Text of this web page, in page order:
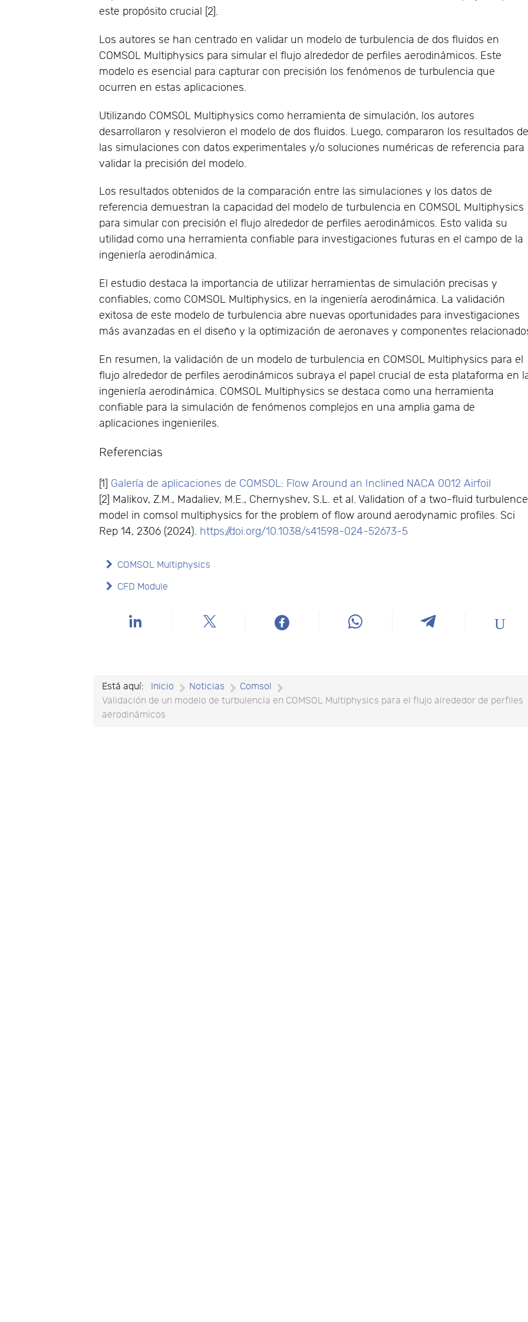
este propósito crucial [2].
Los autores se han centrado en validar un modelo de turbulencia de dos fluidos en
COMSOL Multiphysics para simular el flujo alrededor de perfiles aerodinámicos. Este
modelo es esencial para capturar con precisión los fenómenos de turbulencia que
ocurren en estas aplicaciones.
Utilizando COMSOL Multiphysics como herramienta de simulación, los autores
desarrollaron y resolvieron el modelo de dos fluidos. Luego, compararon los resultados
las simulaciones con datos experimentales y/o soluciones numéricas de referencia para
validar la precisión del modelo.
Los resultados obtenidos de la comparación entre las simulaciones y los datos de
referencia demuestran la capacidad del modelo de turbulencia en COMSOL Multiphysics
para simular con precisión el flujo alrededor de perfiles aerodinámicos. Esto valida su
utilidad como una herramienta confiable para investigaciones futuras en el campo de la
ingeniería aerodinámica.
El estudio destaca la importancia de utilizar herramientas de simulación precisas y
confiables, como COMSOL Multiphysics, en la ingeniería aerodinámica. La validación
exitosa de este modelo de turbulencia abre nuevas oportunidades para investigaciones
más avanzadas en el diseño y la optimización de aeronaves y componentes
En resumen, la validación de un modelo de turbulencia en COMSOL Multiphysics para el
flujo alrededor de perfiles aerodinámicos subraya el papel crucial de esta plataforma en
ingeniería aerodinámica. COMSOL Multiphysics se destaca como una herramienta
confiable para la simulación de fenómenos complejos en una amplia gama de
aplicaciones ingenieriles.
Referencias
[1] Galería de aplicaciones de COMSOL: Flow Around an Inclined NACA 0012 Airfoil
[2] Malikov, Z.M., Madaliev, M.E., Chernyshev, S.L. et al. Validation of a two-fluid turbulence
model in comsol multiphysics for the problem of flow around aerodynamic profiles. Sci
Rep 14, 2306 (2024). https://doi.org/10.1038/s41598-024-52673-5
COMSOL Multiphysics
CFD Module
Está aquí: Inicio Noticias
Comsol
Validación de un modelo de turbulencia en COMSOL Multiphysics para el flujo alrededor de perfiles
aerodinámicos